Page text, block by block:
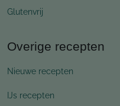
Glutenvrij
Overige recepten
Nieuwe recepten
IJs recepten